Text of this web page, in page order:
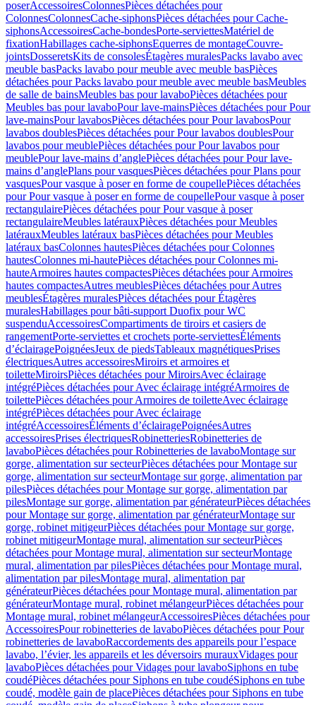
poserAccessoiresColonnesPièces détachées pour
ColonnesColonnesCache-siphonsPièces détachées pour Cache-
siphonsAccessoiresCache-bondesPorte-serviettesMatériel de
fixationHabillages cache-siphonsEquerres de montageCouvre-
jointsDosseretsKits de consolesÉtagères muralesPacks lavabo avec
meuble basPacks lavabo pour meuble avec meuble basPièces
détachées pour Packs lavabo pour meuble avec meuble basMeubles
de salle de bainsMeubles bas pour lavaboPièces détachées pour
Meubles bas pour lavaboPour lave-mainsPièces détachées pour Pour
lave-mainsPour lavabosPièces détachées pour Pour lavabosPour
lavabos doublesPièces détachées pour Pour lavabos doublesPour
lavabos pour meublePièces détachées pour Pour lavabos pour
meublePour lave-mains d’anglePièces détachées pour Pour lave-
mains d’anglePlans pour vasquesPièces détachées pour Plans pour
vasquesPour vasque à poser en forme de coupellePièces détachées
pour Pour vasque à poser en forme de coupellePour vasque à poser
rectangulairePièces détachées pour Pour vasque à poser
rectangulaireMeubles latérauxPièces détachées pour Meubles
latérauxMeubles latéraux basPièces détachées pour Meubles
latéraux basColonnes hautesPièces détachées pour Colonnes
hautesColonnes mi-hautePièces détachées pour Colonnes mi-
hauteArmoires hautes compactesPièces détachées pour Armoires
hautes compactesAutres meublesPièces détachées pour Autres
meublesÉtagères muralesPièces détachées pour Étagères
muralesHabillages pour bâti-support Duofix pour WC
suspenduAccessoiresCompartiments de tiroirs et casiers de
rangementPorte-serviettes et crochets porte-serviettesÉléments
d’éclairagePoignéesJeux de piedsTableaux magnétiquesPrises
électriquesAutres accessoiresMiroirs et armoires et
toiletteMiroirsPièces détachées pour MiroirsAvec éclairage
intégréPièces détachées pour Avec éclairage intégréArmoires de
toilettePièces détachées pour Armoires de toiletteAvec éclairage
intégréPièces détachées pour Avec éclairage
intégréAccessoiresÉléments d’éclairagePoignéesAutres
accessoiresPrises électriquesRobinetteriesRobinetteries de
lavaboPièces détachées pour Robinetteries de lavaboMontage sur
gorge, alimentation sur secteurPièces détachées pour Montage sur
gorge, alimentation sur secteurMontage sur gorge, alimentation par
pilesPièces détachées pour Montage sur gorge, alimentation par
pilesMontage sur gorge, alimentation par générateurPièces détachées
pour Montage sur gorge, alimentation par générateurMontage sur
gorge, robinet mitigeurPièces détachées pour Montage sur gorge,
robinet mitigeurMontage mural, alimentation sur secteurPièces
détachées pour Montage mural, alimentation sur secteurMontage
mural, alimentation par pilesPièces détachées pour Montage mural,
alimentation par pilesMontage mural, alimentation par
générateurPièces détachées pour Montage mural, alimentation par
générateurMontage mural, robinet mélangeurPièces détachées pour
Montage mural, robinet mélangeurAccessoiresPièces détachées pour
AccessoiresPour robinetteries de lavaboPièces détachées pour Pour
robinetteries de lavaboRaccordements des appareils pour l’espace
lavabo, l’évier, les appareils et les déversoirs murauxVidages pour
lavaboPièces détachées pour Vidages pour lavaboSiphons en tube
coudéPièces détachées pour Siphons en tube coudéSiphons en tube
coudé, modèle gain de placePièces détachées pour Siphons en tube